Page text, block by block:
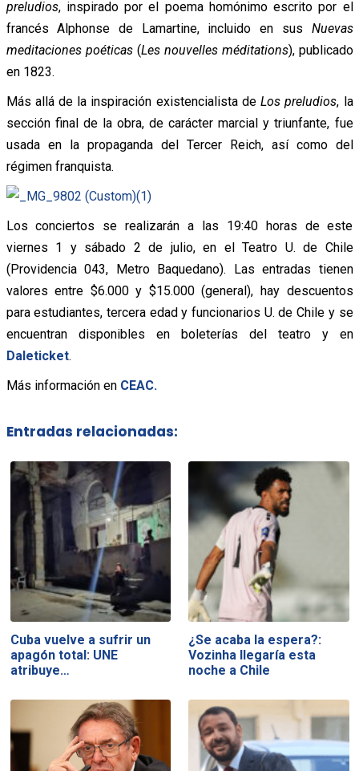
preludios, inspirado por el poema homónimo escrito por el
francés Alphonse de Lamartine, incluido en sus Nuevas
meditaciones poéticas(Les nouvelles méditations), publicado
en 1823.
Más allá de la inspiración existencialista deLos preludios, la
sección final de la obra, de carácter marcial y triunfante, fue
usada en la propaganda del Tercer Reich, así como del
régimen franquista.
Los conciertos se realizarán a las 19:40 horas de este
viernes 1 y sábado 2 de julio, en el Teatro U. de Chile
(Providencia 043, Metro Baquedano). Las entradas tienen
valores entre $6.000 y $15.000 (general), hay descuentos
para estudiantes, tercera edad y funcionarios U. de Chile y se
encuentran disponibles en boleterías del teatro y en
Daleticket.
Más información en CEAC.
Entradas relacionadas:
Cuba vuelve a sufrir un
apagón total: UNE
atribuye…
¿Se acaba la espera?:
Vozinha llegaría esta
noche a Chile